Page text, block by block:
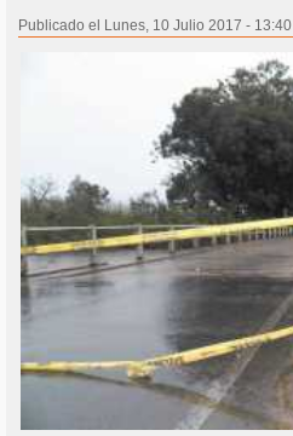
Publicado el Lunes, 10 Julio 2017 - 13:40